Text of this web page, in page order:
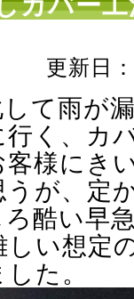
更新日：
て雨が
く、カ
様にき
が、定
ろ酷い早
い想定
た。